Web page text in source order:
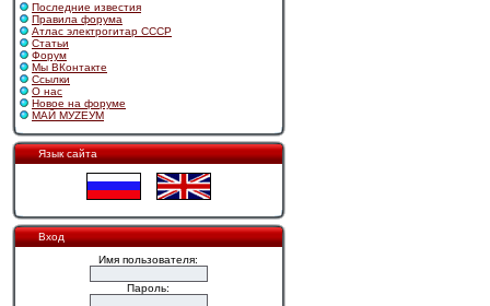
Последние известия
Правила форума
Атлас электрогитар СССР
Статьи
Форум
Мы ВКонтакте
Ссылки
О нас
Новое на форуме
МАЙ МУZЕУМ
Язык сайта
Вход
Имя пользователя:
Пароль: